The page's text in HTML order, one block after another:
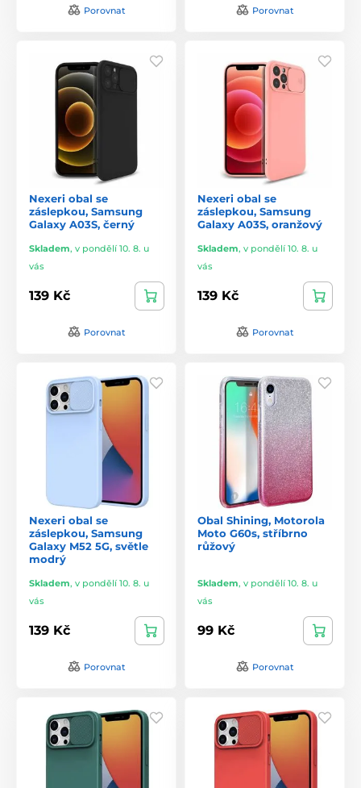
Porovnat Porovnat
Nexeri obal se
záslepkou, Samsung
Galaxy A03S, černý
Skladem, v pondělí 10. 8. u
vás
139 Kč
Porovnat
Nexeri obal se
záslepkou, Samsung
Galaxy A03S, oranžový
Skladem, v pondělí 10. 8. u
vás
139 Kč
Porovnat
Nexeri obal se
záslepkou, Samsung
Galaxy M52 5G, světle
modrý
Skladem, v pondělí 10. 8. u
vás
139 Kč
Porovnat
Obal Shining, Motorola
Moto G60s, stříbrno
růžový
Skladem, v pondělí 10. 8. u
vás
99 Kč
Porovnat